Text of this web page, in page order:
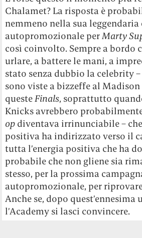
Chalamet? La risposta è
nemmeno nella sua leggendaria
autopromozionale perMarty
così coinvolto. Sempre a bordo
urlare, a battere le mani, a
stato senza dubbio la celebrity
sono viste a bizzeffe al Madison
questeFinals, soprattutto
Knicks avrebbero
op diventava irrinunciabile –
positiva ha indirizzato verso il
tutta l’energia positiva che ha
probabile che non gliene sia
stesso, per la prossima
autopromozionale, per riprovare
Anche se, dopo
l’Academy si lasci convincere.